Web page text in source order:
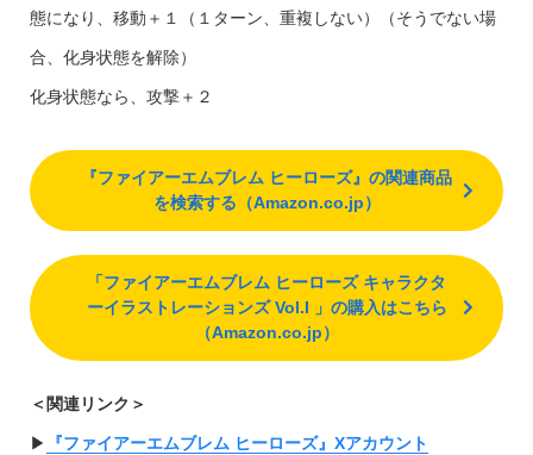
態になり、移動＋１（１ターン、重複しない）（そうでない場
合、化身状態を解除）
化身状態なら、攻撃＋２
『ファイアーエムブレム ヒーローズ』の関連商品
を検索する（Amazon.co.jp）
「ファイアーエムブレム ヒーローズ キャラクタ
ーイラストレーションズ Vol.I 」の購入はこちら
（Amazon.co.jp）
＜関連リンク＞
▶︎ 『ファイアーエムブレム ヒーローズ』Xアカウント